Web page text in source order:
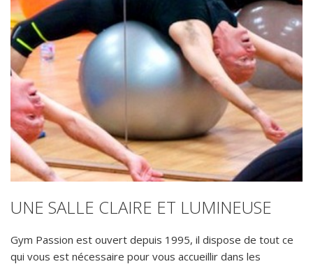
UNE SALLE CLAIRE ET LUMINEUSE
Gym Passion est ouvert depuis 1995, il dispose de tout ce
qui vous est nécessaire pour vous accueillir dans les